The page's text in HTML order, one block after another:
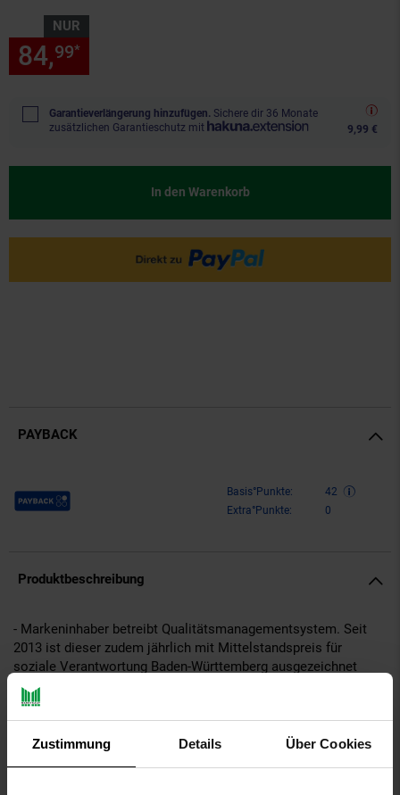
Zustimmung Details Über Cookies
NUR
84,99*
Garantieverlängerung hinzufügen. Sichere dir 36 Monate
zusätzlichen Garantieschutz mit
9,99 €
In den Warenkorb
PAYBACK
Payback Punkte Basis°Punkte:
42
Extra°Punkte:
0
Produktbeschreibung
- Markeninhaber betreibt Qualitätsmanagementsystem. Seit
2013 ist dieser zudem jährlich mit Mittelstandspreis für
soziale Verantwortung Baden-Württemberg ausgezeichnet
(siehe Homepage lea-mittelstandspreis)
- Lieferumfang: 2x Esszimmerstuhl
- Hohe Rückenlehne
- Weiche Polsterung